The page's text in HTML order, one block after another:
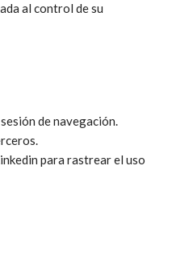
al control de su
de navegación.
para rastrear el uso